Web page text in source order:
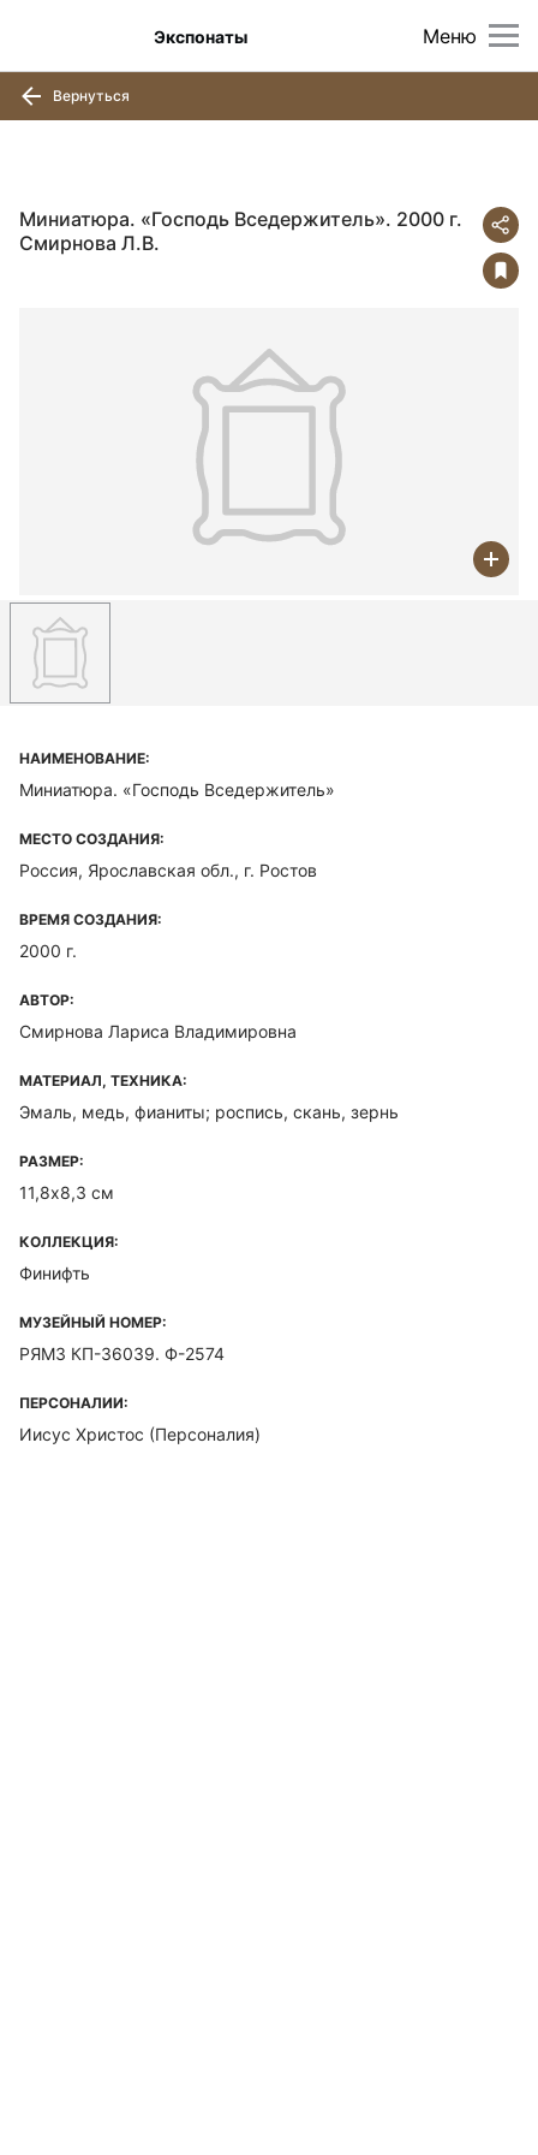
Меню
Экспонаты
Вернуться
Миниатюра. «Господь Вседержитель». 2000 г.
Смирнова Л.В.
НАИМЕНОВАНИЕ:
Миниатюра. «Господь Вседержитель»
МЕСТО СОЗДАНИЯ:
Россия, Ярославская обл., г. Ростов
ВРЕМЯ СОЗДАНИЯ:
2000 г.
АВТОР:
Смирнова Лариса Владимировна
МАТЕРИАЛ, ТЕХНИКА:
Эмаль, медь, фианиты; роспись, скань, зернь
РАЗМЕР:
11,8х8,3 см
КОЛЛЕКЦИЯ:
Финифть
МУЗЕЙНЫЙ НОМЕР:
РЯМЗ КП-36039. Ф-2574
ПЕРСОНАЛИИ:
Иисус Христос (Персоналия)